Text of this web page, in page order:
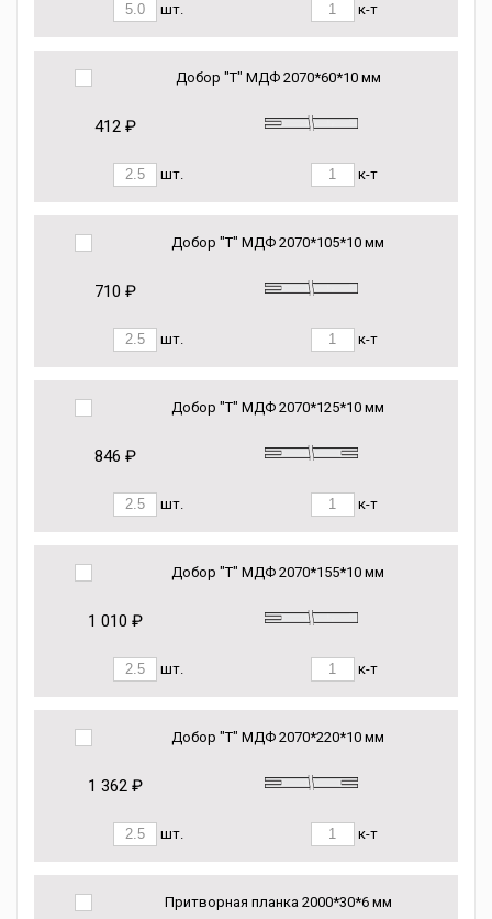
шт. к-т
Добор "Т" МДФ 2070*60*10 мм
412 ₽
шт. к-т
Добор "Т" МДФ 2070*105*10 мм
710 ₽
шт. к-т
Добор "Т" МДФ 2070*125*10 мм
846 ₽
шт. к-т
Добор "Т" МДФ 2070*155*10 мм
1 010 ₽
шт. к-т
Добор "Т" МДФ 2070*220*10 мм
1 362 ₽
шт. к-т
Притворная планка 2000*30*6 мм